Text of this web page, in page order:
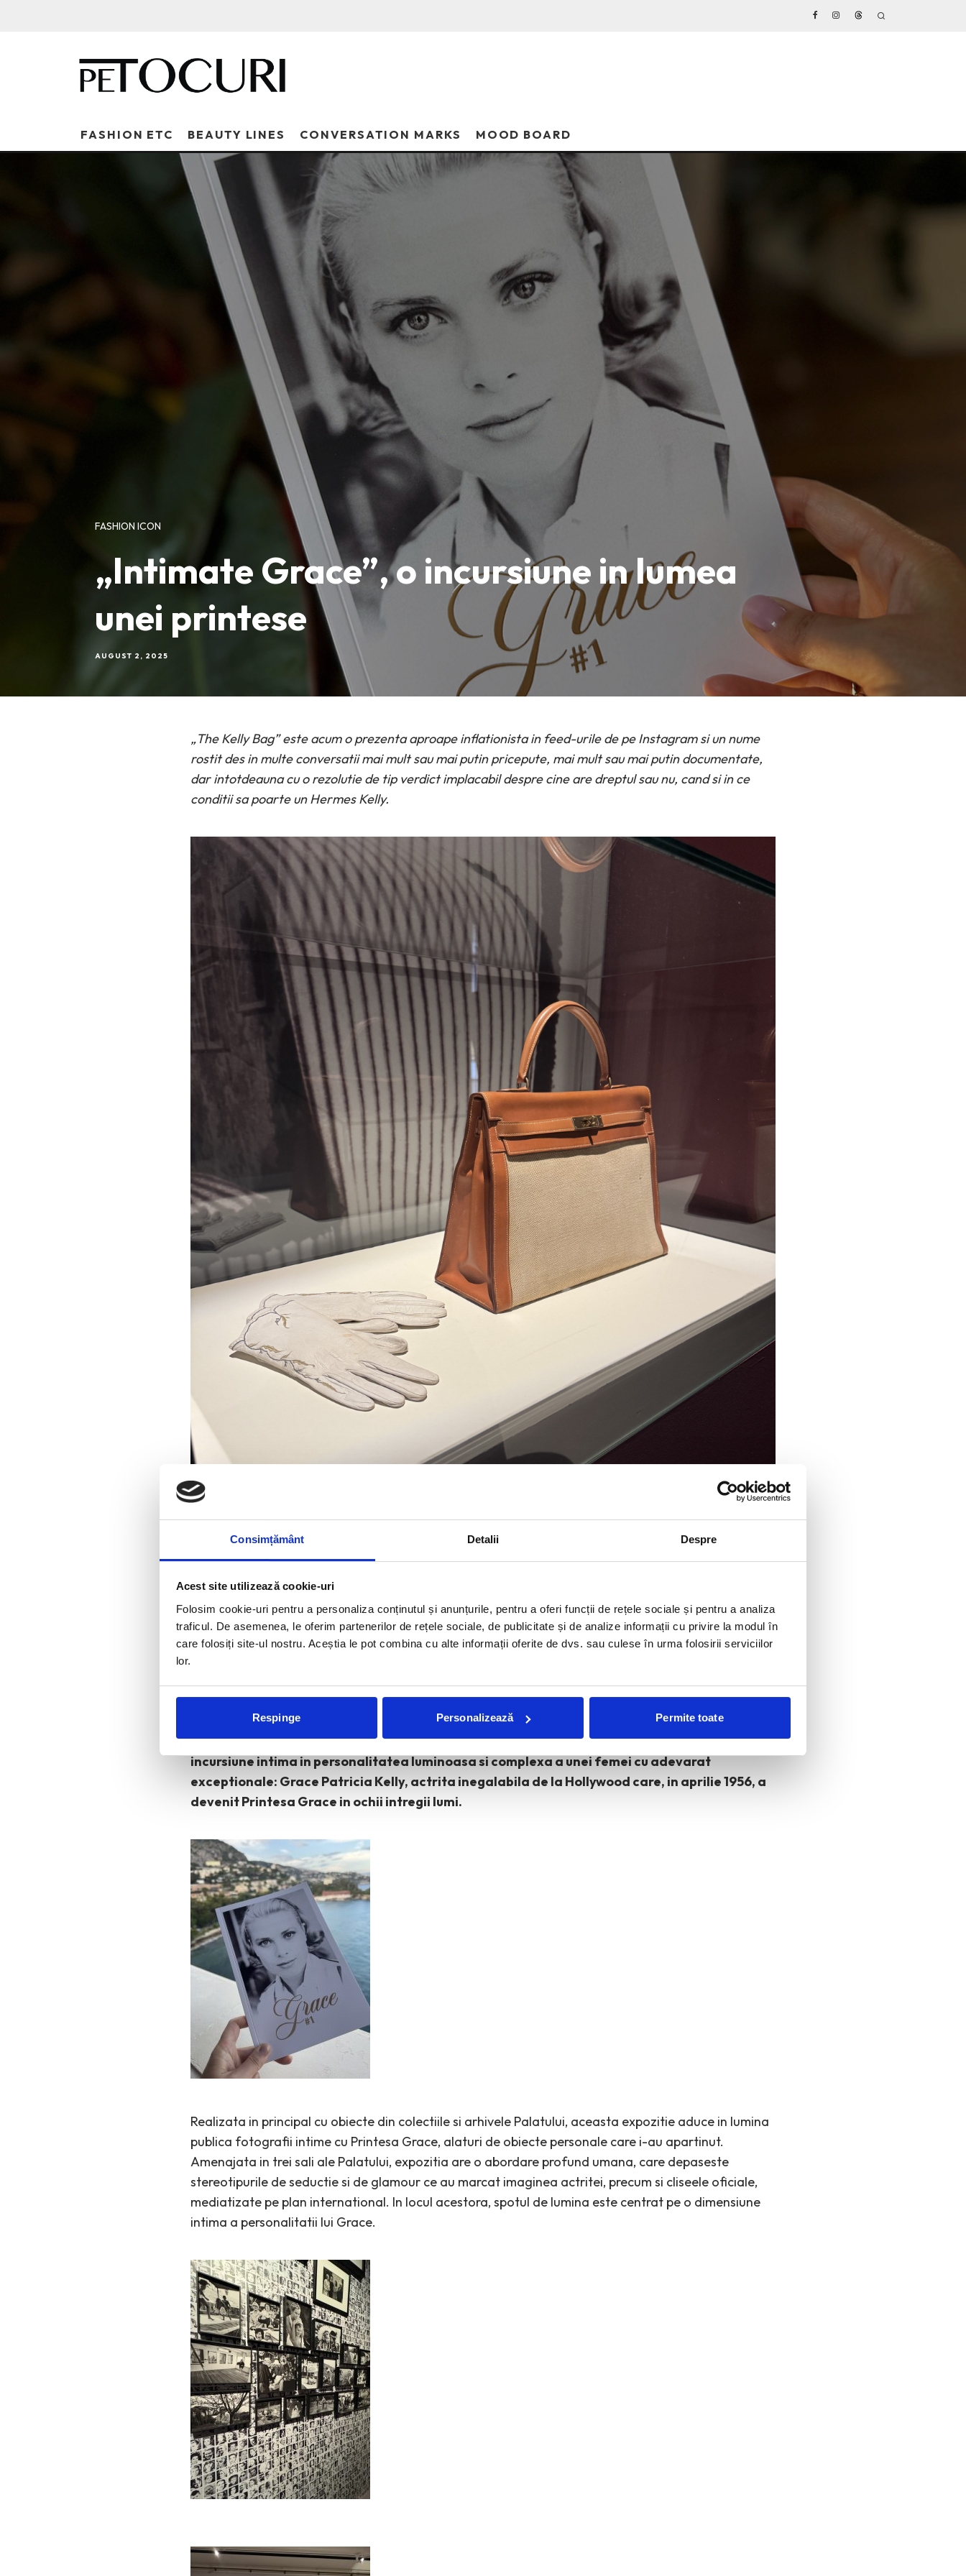
Consimțământ Detalii Despre
Acest site utilizează cookie-uri
Folosim cookie-uri pentru a personaliza conținutul și anunțurile, pentru a oferi funcții de rețele sociale și pentru a analiza
traficul. De asemenea, le oferim partenerilor de rețele sociale, de publicitate și de analize informații cu privire la modul în
care folosiți site-ul nostru. Aceștia le pot combina cu alte informații oferite de dvs. sau culese în urma folosirii serviciilor
lor.
Respinge Personalizează Permite toate
FASHION ETC BEAUTY LINES CONVERSATION MARKS MOOD BOARD
FASHION ICON
„Intimate Grace”, o incursiune in lumea
unei printese
AUGUST 2, 2025
„The Kelly Bag” este acum o prezenta aproape inflationista in feed-urile de pe Instagram si un nume
rostit des in multe conversatii mai mult sau mai putin pricepute, mai mult sau mai putin documentate,
dar intotdeauna cu o rezolutie de tip verdict implacabil despre cine are dreptul sau nu, cand si in ce
conditii sa poarte un Hermes Kelly.
aspirational din jurul oricarei piese vestimentare sau accesoriu risca sa se deprecieze. Fiindca
povestile frumoase nu incap in like-uri. Asa ca m-am bucurat sa descopar o evadare in offline:
expozitia „Grace #1″de la Palatul Printului de Monaco.O expozitie care isi propune sa ofere o
incursiune intima in personalitatea luminoasa si complexa a unei femei cu adevarat
exceptionale: Grace Patricia Kelly, actrita inegalabila de la Hollywood care, in aprilie 1956, a
devenit Printesa Grace in ochii intregii lumi.
Realizata in principal cu obiecte din colectiile si arhivele Palatului, aceasta expozitie aduce in lumina
publica fotografii intime cu Printesa Grace, alaturi de obiecte personale care i-au apartinut.
Amenajata in trei sali ale Palatului, expozitia are o abordare profund umana, care depaseste
stereotipurile de seductie si de glamour ce au marcat imaginea actritei, precum si cliseele oficiale,
mediatizate pe plan international. In locul acestora, spotul de lumina este centrat pe o dimensiune
intima a personalitatii lui Grace.